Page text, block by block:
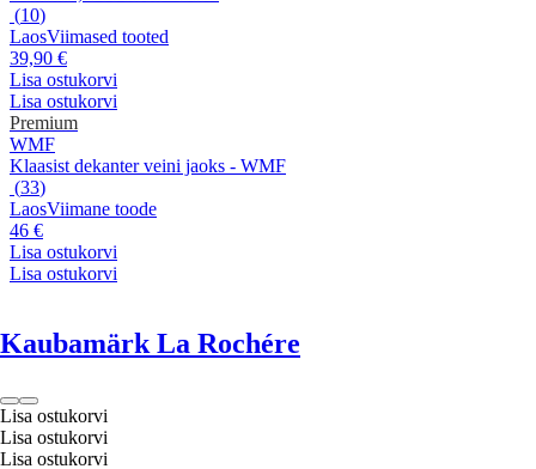
(10)
LaosViimased tooted
39,90 €
Lisa ostukorvi
Lisa ostukorvi
Premium
WMF
Klaasist dekanter veini jaoks - WMF
(33)
LaosViimane toode
46 €
Lisa ostukorvi
Lisa ostukorvi
Kaubamärk La Rochére
Lisa ostukorvi
Lisa ostukorvi
Lisa ostukorvi